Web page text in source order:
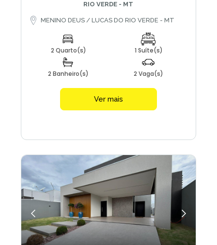
RIO VERDE - MT
MENINO DEUS / LUCAS DO RIO VERDE - MT
2 Quarto(s) 1 Suíte(s)
2 Banheiro(s) 2 Vaga(s)
Ver mais